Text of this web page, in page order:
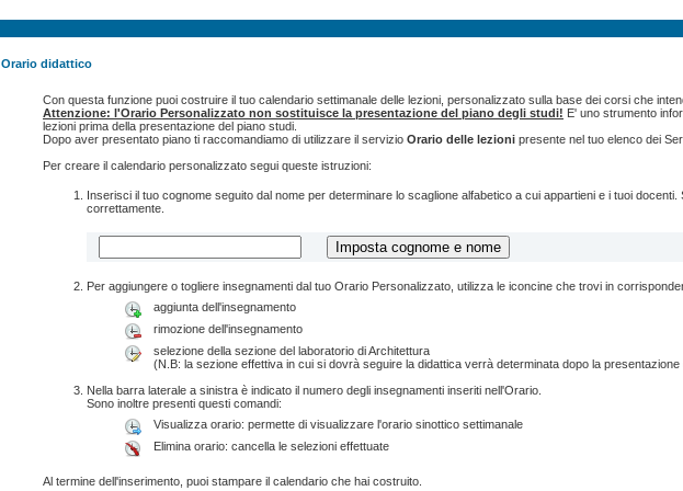
Orario didattico
Con questa funzione puoi costruire il tuo calendario settimanale delle lezioni, personalizzato sulla base dei corsi che
Attenzione: l'Orario Personalizzato non sostituisce la presentazione del piano degli studi! E' uno strumento
lezioni prima della presentazione del piano studi.
Dopo aver presentato piano ti raccomandiamo di utilizzare il servizio Orario delle lezionipresente nel tuo elenco dei
Per creare il calendario personalizzato segui queste istruzioni:
Inserisci il tuo cognome seguito dal nome per determinare lo scaglione alfabetico a cui appartieni e i tuoi
correttamente.
Per aggiungere o togliere insegnamenti dal tuo Orario Personalizzato, utilizza le iconcine che trovi in
aggiunta dell'insegnamento
rimozione dell'insegnamento
selezione della sezione del laboratorio di Architettura
(N.B: la sezione effettiva in cui si dovrà seguire la didattica verrà determinata dopo la presentazione
Nella barra laterale a sinistra è indicato il numero degli insegnamenti inseriti nell'Orario.
Sono inoltre presenti questi comandi:
Visualizza orario: permette di visualizzare l'orario sinottico settimanale
Elimina orario: cancella le selezioni effettuate
Al termine dell'inserimento, puoi stampare il calendario che hai costruito.